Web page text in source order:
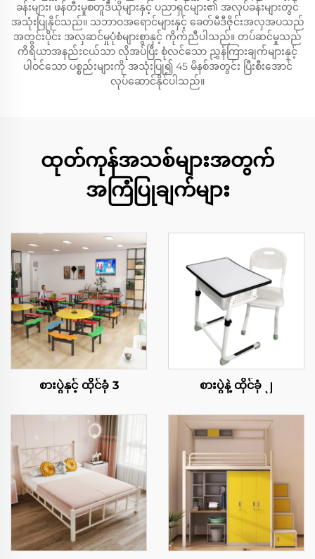
ခန်းများ၊ ဖန်တီးမှုစတူဒီယိုများနှင့် ပညာရှင်များ၏ အလုပ်ခန်းများတွင်
အသုံးပြုနိုင်သည်။ သဘာဝအရောင်များနှင့် ခေတ်မီဒီဇိုင်းအလှအပသည်
အတွင်းပိုင်း အလှဆင်မှုပုံစံများစွာနှင့် ကိုက်ညီပါသည်။ တပ်ဆင်မှုသည်
ကိရိယာအနည်းငယ်သာ လိုအပ်ပြီး စုံလင်သော ညွှန်ကြားချက်များနှင့်
ပါဝင်သော ပစ္စည်းများကို အသုံးပြု၍ 45 မိနစ်အတွင်း ပြီးစီးအောင်
လုပ်ဆောင်နိုင်ပါသည်။
ထုတ်ကုန်အသစ်များအတွက်
အကြံပြုချက်များ
စားပွဲနှင့် ထိုင်ခုံ 3 စားပွဲနဲ့ ထိုင်ခုံ ၂